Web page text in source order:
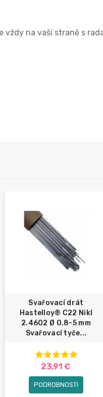
vždy na vaší straně s
Svařovací drát
Hastelloy® C22 Nikl
2.4602 Ø 0,8-5 mm
Svařovací tyče...
23,91 €
PODROBNOSTI